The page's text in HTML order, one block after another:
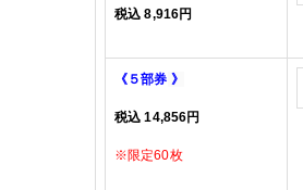
税込 8,916円
《５部券 》
税込 14,856円
※限定60枚